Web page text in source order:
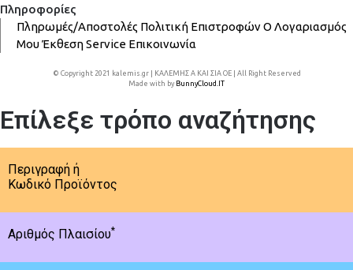
Πληροφορίες
Πληρωμές/Αποστολές Πολιτική ΕπιστροφώνΟ Λογαριασμός
ΜουΈκθεσηService Επικοινωνία
© Copyright 2021 kalemis.gr | ΚΑΛΕΜΗΣ Α ΚΑΙ ΣΙΑ ΟΕ | All Right Reserved
Made with by BunnyCloud.IT
Επίλεξε τρόπο αναζήτησης
Περιγραφή ή
Κωδικό Προϊόντος
Αριθμός Πλαισίου*